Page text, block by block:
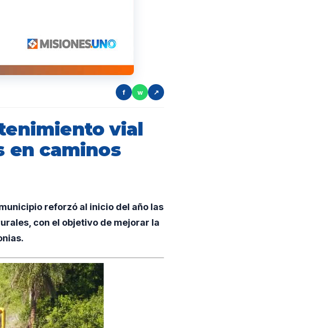
f w ↗
vial
en caminos
reforzó al inicio del año las
con el objetivo de mejorar la